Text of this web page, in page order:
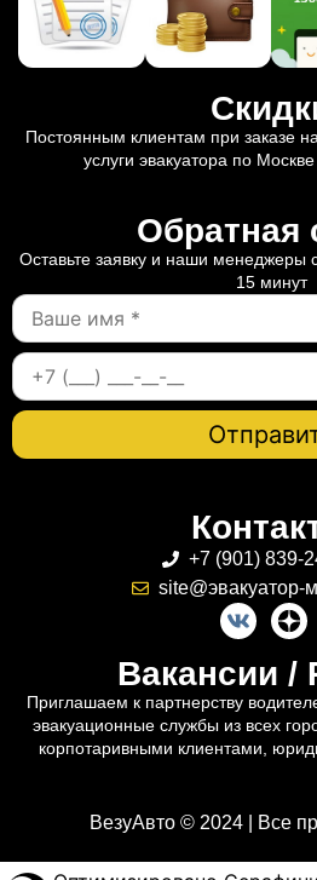
Постоянным клиентам при заказе
услуги эвакуатора по
Обратная
Оставьте заявку и наши менеджеры
15 минут
+7 (901) 839-
site@эвакуатор-
Вакансии /
Приглашаем к партнерству
эвакуационные службы из всех
корпотаривными клиентами,
ВезуАвто © 2024 | Все